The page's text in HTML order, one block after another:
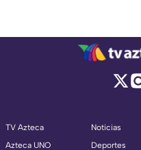
TV Azteca
Azteca UNO
Noticias
Deportes